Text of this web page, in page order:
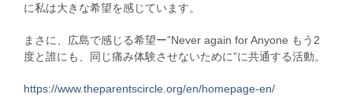
に私は大きな希望を感じています。
まさに、広島で感じる希望ー”Never again for Anyone もう2
度と誰にも、同じ痛み体験させないために”に共通する活動。
https://www.theparentscircle.org/en/homepage-en/